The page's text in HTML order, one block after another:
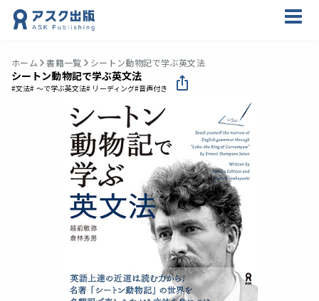
ホーム 書籍一覧 シートン動物記で学ぶ英文法
シートン動物記で学ぶ英文法
#文法# ～で学ぶ英文法# リーディング#音声付き